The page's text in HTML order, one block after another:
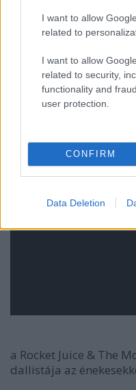
I want to allow
related to
I want to allow
related to security,
functionality and
user protection.
CONFIRM
Data Deletion
a Rocket Juice & The
Badu-kollaborációja,
származó rapper,
a Rocket Juice & The
dallistája az